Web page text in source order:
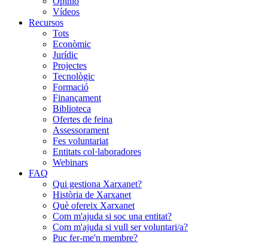
Vídeos
Recursos
Tots
Econòmic
Jurídic
Projectes
Tecnològic
Formació
Finançament
Biblioteca
Ofertes de feina
Assessorament
Fes voluntariat
Entitats col·laboradores
Webinars
FAQ
Qui gestiona Xarxanet?
Història de Xarxanet
Què ofereix Xarxanet
Com m'ajuda si soc una entitat?
Com m'ajuda si vull ser voluntari/a?
Puc fer-me'n membre?